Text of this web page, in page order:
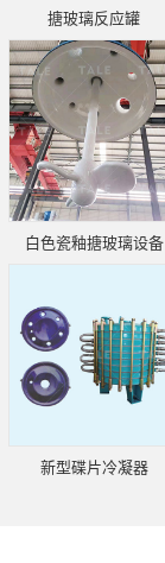
搪玻璃反应罐
白色瓷釉搪玻璃设备
新型碟片冷凝器